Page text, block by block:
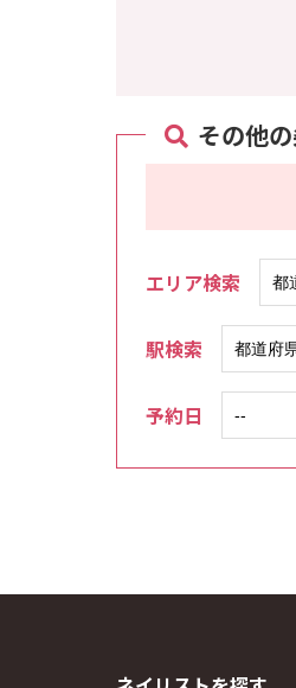
その他
エリア検索
駅検索
予約日